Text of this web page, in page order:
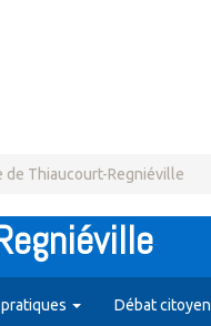
de Thiaucourt-Regniéville
Débat citoyen